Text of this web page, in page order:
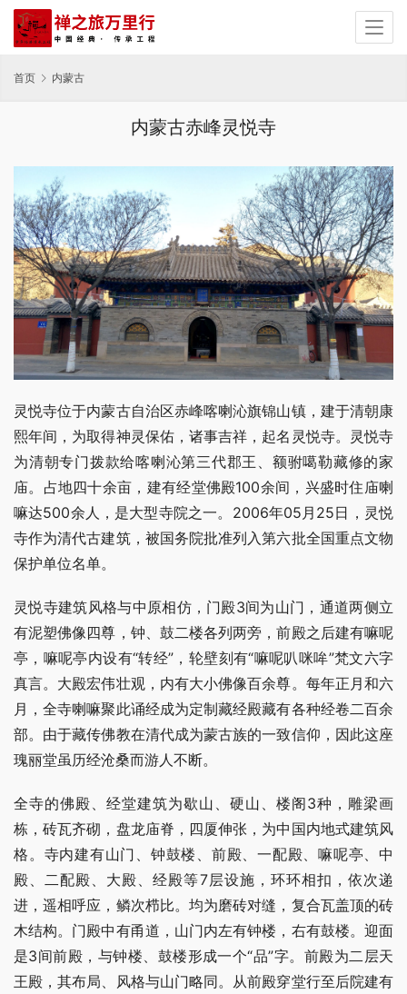
首页 内蒙古
内蒙古赤峰灵悦寺
灵悦寺位于内蒙古自治区赤峰喀喇沁旗锦山镇，建于清朝康
熙年间，为取得神灵保佑，诸事吉祥，起名灵悦寺。灵悦寺
为清朝专门拨款给喀喇沁第三代郡王、额驸噶勒藏修的家
庙。占地四十余亩，建有经堂佛殿100余间，兴盛时住庙喇
嘛达500余人，是大型寺院之一。2006年05月25日，灵悦
寺作为清代古建筑，被国务院批准列入第六批全国重点文物
保护单位名单。
灵悦寺建筑风格与中原相仿，门殿3间为山门，通道两侧立
有泥塑佛像四尊，钟、鼓二楼各列两旁，前殿之后建有嘛呢
亭，嘛呢亭内设有“转经”，轮壁刻有“嘛呢叭咪哞”梵文六字
真言。大殿宏伟壮观，内有大小佛像百余尊。每年正月和六
月，全寺喇嘛聚此诵经成为定制藏经殿藏有各种经卷二百余
部。由于藏传佛教在清代成为蒙古族的一致信仰，因此这座
瑰丽堂虽历经沧桑而游人不断。
全寺的佛殿、经堂建筑为歇山、硬山、楼阁3种，雕梁画
栋，砖瓦齐砌，盘龙庙脊，四厦伸张，为中国内地式建筑风
格。寺内建有山门、钟鼓楼、前殿、一配殿、嘛呢亭、中
殿、二配殿、大殿、经殿等7层设施，环环相扣，依次递
进，遥相呼应，鳞次栉比。均为磨砖对缝，复合瓦盖顶的砖
木结构。门殿中有甬道，山门内左有钟楼，右有鼓楼。迎面
是3间前殿，与钟楼、鼓楼形成一个“品”字。前殿为二层天
王殿，其布局、风格与山门略同。从前殿穿堂行至后院建有